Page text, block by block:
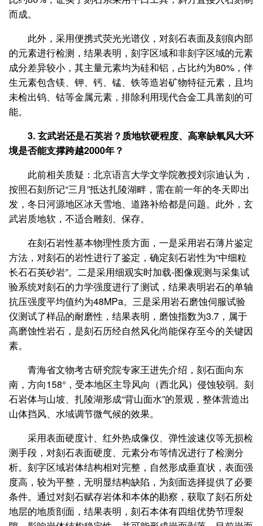
而成。
此外，采用便携式荧光光谱仪，对刻石表面及刻痕内部
的元素进行检测，结果表明，刻字区域和非刻字区域的元素
成分差异较小，其主量元素均为硅和铝，占比约为80%，伴
生元素包含镁、钾、钙、锰、铁等造岩矿物特征元素，且均
未检出钨、钴等金属元素，排除利用现代合金工具凿刻的可
能。
3. 玄武岩还是石英岩？质地软硬程度、高寒缺氧风大环
境是否能支撑跨越2000年？
此前相关质疑：北京语言大学文学院教授刘宗迪认为，
按照石刻所记“三月”抵达扎陵湖畔，需在前一年的冬天即出
发，冬日河源地区冰天雪地、道路补给都是问题。此外，玄
武岩质地软，不适合雕刻、保存。
在刻石岩性基本物理性质方面，一是采用岩石薄片鉴定
方法，对刻石的岩性进行了鉴定，确定刻石岩性为“中细粒
长石石英砂岩”。二是采用细观实时加载-图像观测与采集试
验系统对刻石的力学强度进行了测试，结果表明岩石的单轴
抗压强度平均值约为48MPa。三是采用岩石磨蚀伺服试验
仪测试了样品的耐磨性，结果表明，磨蚀指数为3.7，属于
高磨蚀性岩石，是刻石历经自然风化尚能保存至今的关键因
素。
青海省文物考古研究院专家王进先介绍，刻石面向东
南，方向158°，受本地区主导风向（西北风）侵蚀较弱。刻
石岩体与山坡、扎陵湖形成“背山面水”的景观，整体营造出
山体挡风、水域调节微气候的效果。
采用表面硬度计、红外热成像仪、弹性波速仪等无损检
测手段，对刻石表面硬度、元素分布等情况进行了检测分
析。刻字区域岩体结构相对完整，自然形成垂直状，表面强
度高，较为平整，无明显结构缺陷，为刻面选择提供了必要
条件。通过对刻石赋存岩体和本体的勘察，获取了刻石所处
地层的地质剖面，结果表明，刻石本体有四组优势节理裂